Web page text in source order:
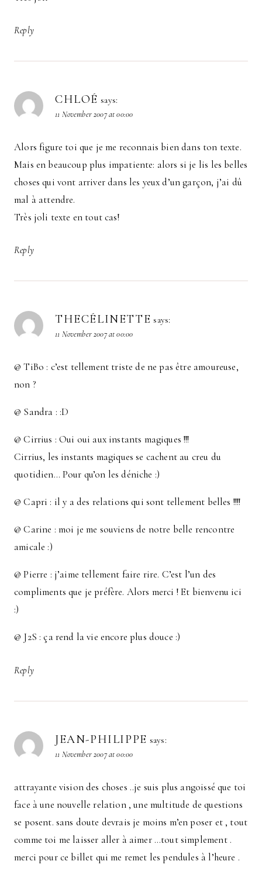
Reply
CHLOÉ says:
11 November 2007 at 00:00
Alors figure toi que je me reconnais bien dans ton texte.
Mais en beaucoup plus impatiente: alors si je lis les belles
choses qui vont arriver dans les yeux d’un garçon, j’ai dû
mal à attendre.
Très joli texte en tout cas!
Reply
THECÉLINETTE says:
11 November 2007 at 00:00
@ TiBo : c’est tellement triste de ne pas être amoureuse,
non ?
@ Sandra : :D
@ Cirrius : Oui oui aux instants magiques !!!
Cirrius, les instants magiques se cachent au creu du
quotidien… Pour qu’on les déniche :)
@ Capri : il y a des relations qui sont tellement belles !!!!
@ Carine : moi je me souviens de notre belle rencontre
amicale :)
@ Pierre : j’aime tellement faire rire. C’est l’un des
compliments que je préfère. Alors merci ! Et bienvenu ici
:)
@ J2S : ça rend la vie encore plus douce :)
Reply
JEAN-PHILIPPE says:
11 November 2007 at 00:00
attrayante vision des choses ..je suis plus angoissé que toi
face à une nouvelle relation , une multitude de questions
se posent. sans doute devrais je moins m’en poser et , tout
comme toi me laisser aller à aimer …tout simplement .
merci pour ce billet qui me remet les pendules à l’heure .